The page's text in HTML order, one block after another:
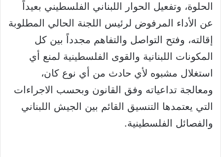
الحلوة، وتفعيل الحوار اللبناني الفلسطيني بعيداً
عن الأداء المرفوض لرئيس اللجنة الحالي المطلوبة
إقالته، وفتح التواصل والتفاهم مجدداً بين كل
المكونات اللبنانية والقوى الفلسطينية لمنع أي
استغلال مشبوه لأي حادث من أي نوع كان،
ومعالجة تداعياته وفق القانون وبحسب الاجراءات
التي يعتمدها التنسيق القائم بين الجيش اللبناني
والفصائل الفلسطينية.